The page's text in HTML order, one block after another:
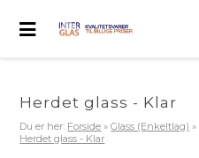
Herdet glass - Klar
Du er her: Forside »Glass (Enkeltlag) »
Herdet glass - Klar